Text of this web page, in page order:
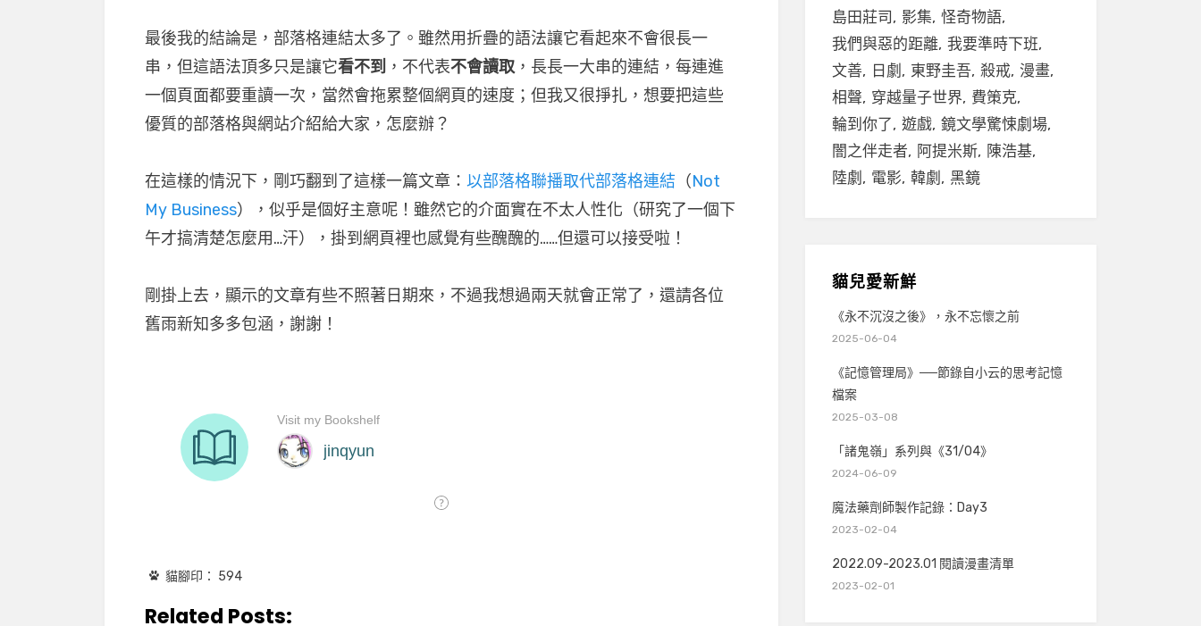
最後我的結論是，部落格連結太多了。雖然用折疊的語法讓它看起來不會很長一
串，但這語法頂多只是讓它看不到 ，不代表不會讀取，長長一大串的連結，每連進
一個頁面都要重讀一次，當然會拖累整個網頁的速度；但我又很掙扎，想要把這些
優質的部落格與網站介紹給大家，怎麼辦？
在這樣的情況下，剛巧翻到了這樣一篇文章： 以部落格聯播取代部落格連結 （Not
My Business），似乎是個好主意呢！雖然它的介面實在不太人性化（研究了一個下
午才搞清楚怎麼用…汗），掛到網頁裡也感覺有些醜醜的……但還可以接受啦！
剛掛上去，顯示的文章有些不照著日期來，不過我想過兩天就會正常了，還請各位
舊雨新知多多包涵，謝謝！
貓腳印： 594
Related Posts:
島田莊司
影集 怪奇物語
我們與惡的距離 我要準時下班
文善
日劇 東野圭吾 殺戒 漫畫
相聲 穿越量子世界 費策克
輪到你了 遊戲 鏡文學驚悚劇場
闇之伴走者
阿提米斯
陳浩基
陸劇
電影 韓劇 黑鏡
貓兒愛新鮮
《永不沉沒之後》，永不忘懷之前
2025-06-04
《記憶管理局》──節錄自小云的思考記憶
檔案
2025-03-08
「諸鬼嶺」系列與《31/04》
2024-06-09
魔法藥劑師製作記錄：Day3
2023-02-04
2022.09-2023.01 閱讀漫畫清單
2023-02-01